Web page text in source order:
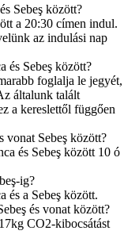
Sebeş között?
a 20:30 címen indul.
az indulási nap
és Sebeş között?
foglalja le jegyét,
általunk talált
a kereslettől függően
vonat Sebeş között?
és Sebeş között 10 ó
ig?
és a Sebeş között.
és vonat között?
CO2-kibocsátást